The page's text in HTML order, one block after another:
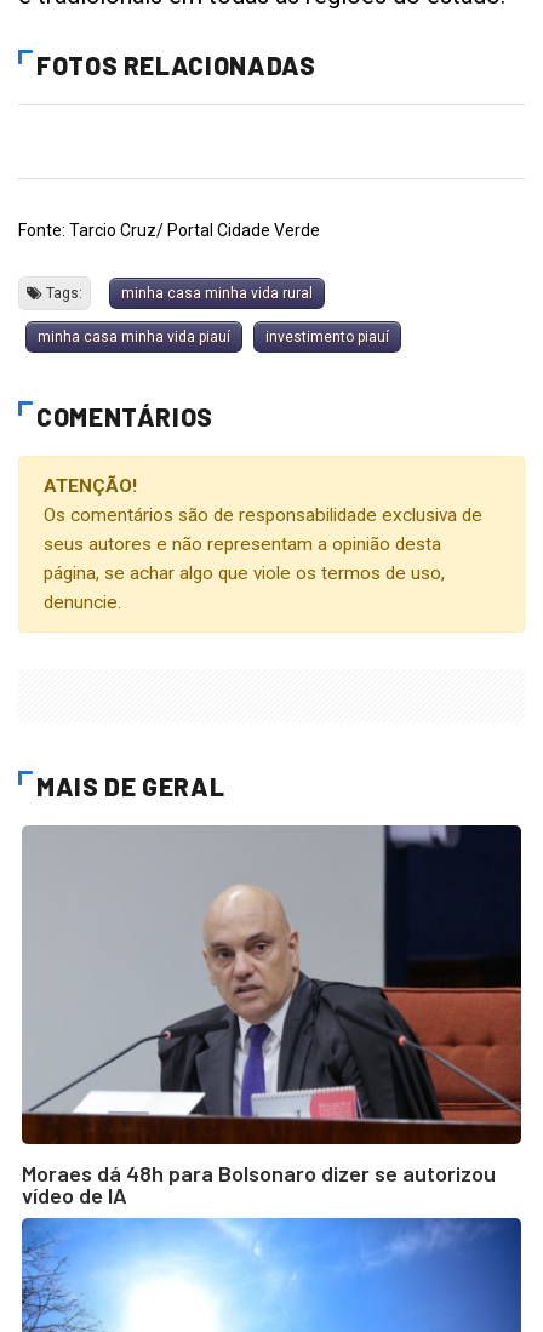
FOTOS RELACIONADAS
Fonte: Tarcio Cruz/ Portal Cidade Verde
Tags: minha casa minha vida rural
minha casa minha vida piauí investimento piauí
COMENTÁRIOS
ATENÇÃO!
Os comentários são de responsabilidade exclusiva de
seus autores e não representam a opinião desta
página, se achar algo que viole os termos de uso,
denuncie.
MAIS DE GERAL
Moraes dá 48h para Bolsonaro dizer se autorizou
vídeo de IA